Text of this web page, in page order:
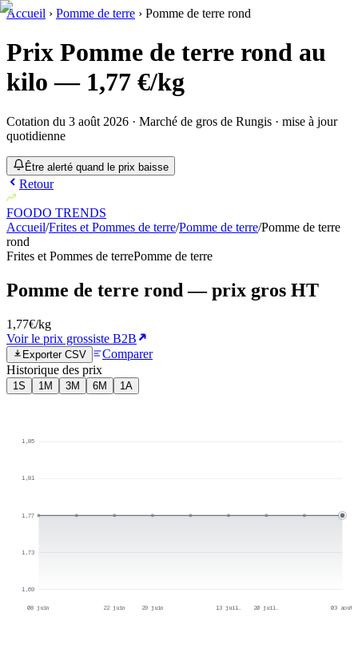
Accueil › Pomme de terre › Pomme de terre rond
Prix Pomme de terre rond au
kilo — 1,77 €/kg
Cotation du 3 août 2026 · Marché de gros de Rungis · mise à jour
quotidienne
Être alerté quand le prix baisse
Retour
FOODO TRENDS
Accueil/Frites et Pommes de terre/Pomme de terre/Pomme de terre
rond
Frites et Pommes de terrePomme de terre
Pomme de terre rond — prix gros HT
1,77€/kg
Voir le prix grossiste B2B
Exporter CSV
Comparer
Historique des prix
1S 1M 3M 6M 1A
1,69
1,73
1,77
1,81
1,85
08 juin 22 juin 29 juin 13 juil. 20 juil. 03 août